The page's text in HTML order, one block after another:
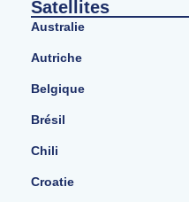
Satellites
Australie
Autriche
Belgique
Brésil
Chili
Croatie